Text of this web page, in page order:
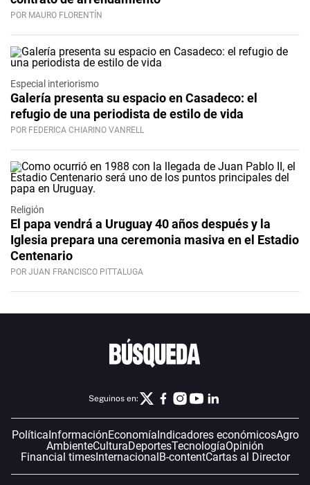
POR MAURO FLORENTÍN
Especial interiorismo
Galería presenta su espacio en Casadeco: el
refugio de una periodista de estilo de vida
POR FEDERICA CHIARINO VANRELL
Religión
El papa vendrá a Uruguay 40 años después y la
Iglesia prepara una ceremonia masiva en el Estadio
Centenario
POR JUAN FRANCISCO PITTALUGA
Seguinos en:
PolíticaInformaciónEconomíaIndicadores económicosAgro
AmbienteCulturaDeportesTecnologíaOpinión
Financial timesInternacionalB-contentCartas al Director